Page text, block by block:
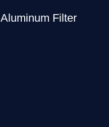
Aluminum Filter